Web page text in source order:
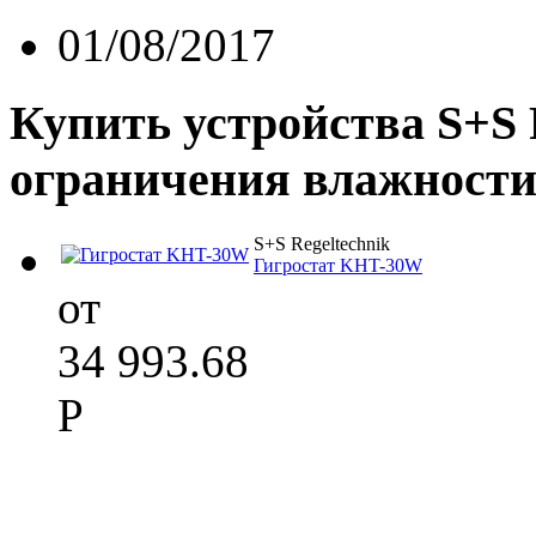
01/08/2017
Купить устройства
ограничения
S+S Regeltechnik
Гигростат KHT-30W
от
34 993.68
Р